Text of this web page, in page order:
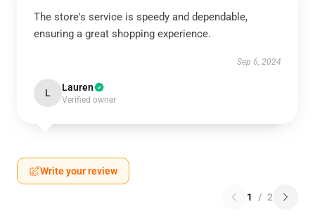
The store's service is speedy and dependable,
ensuring a great shopping experience.
Sep 6, 2024
L Lauren
Verified owner
Write your review
1 / 2